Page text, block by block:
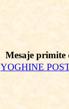
Mesaje
YOGHINE